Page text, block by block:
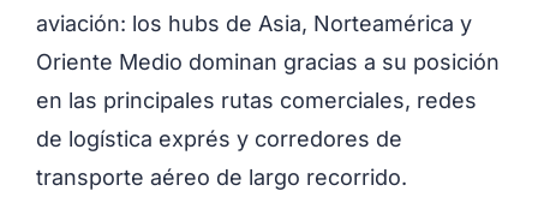
aviación: los hubs de Asia, Norteamérica y
Oriente Medio dominan gracias a su posición
en las principales rutas comerciales, redes
de logística exprés y corredores de
transporte aéreo de largo recorrido.